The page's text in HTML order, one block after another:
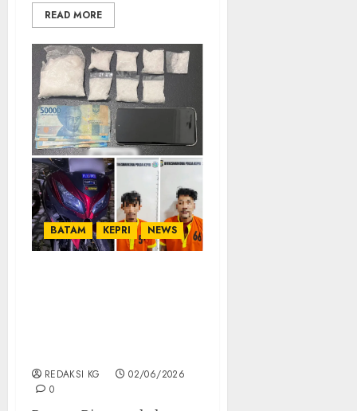
READ MORE
BATAM KEPRI NEWS
REDAKSI KG
02/06/2026
0